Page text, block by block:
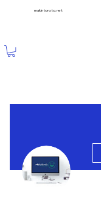
makintoroto.net